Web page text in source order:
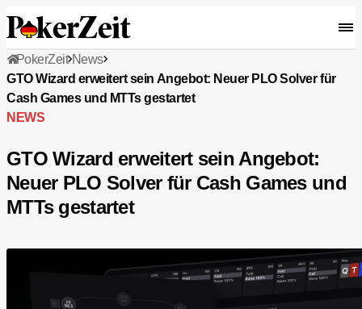
PokerZeit News
GTO Wizard erweitert sein Angebot: Neuer PLO Solver für
Cash Games und MTTs gestartet
NEWS
GTO Wizard erweitert sein Angebot:
Neuer PLO Solver für Cash Games und
MTTs gestartet